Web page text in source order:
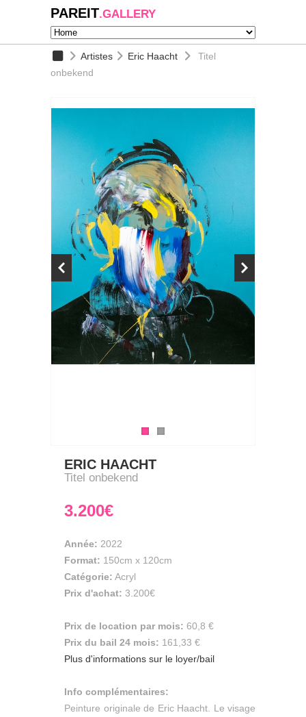
PAREIT.GALLERY
Artistes Eric Haacht
Titel
onbekend
ERIC HAACHT
Titel onbekend
3.200€
Année: 2022
Format: 150cm x 120cm
Catégorie: Acryl
Prix d'achat: 3.200€
Prix de location par mois: 60,8 €
Prix du bail 24 mois: 161,33 €
Plus d'informations sur le loyer/bail
Info complémentaires:
Peinture originale de Eric Haacht. Le visage